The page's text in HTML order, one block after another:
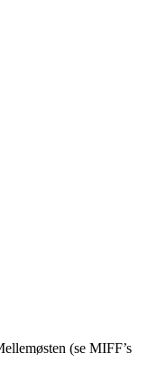
(se MIFF’s